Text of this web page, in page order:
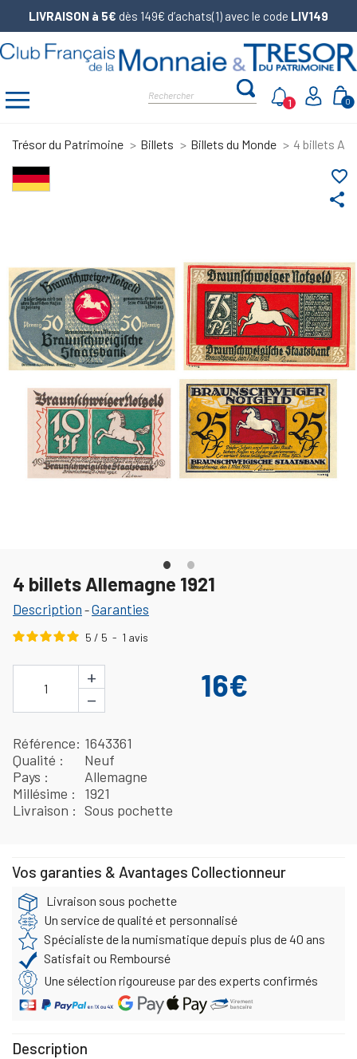
LIVRAISON à 5€ dès 149€ d’achats(1) avec le code LIV149
0
1
Trésor du Patrimoine Billets Billets du Monde 4 billets
share
favorite_border
4 billets Allemagne 1921
Description -Garanties
5 / 5 - 1 avis
1
+
−
16€
Référence 1643361
Qualité
Neuf
Pays
Allemagne
Millésime
1921
Livraison
Sous pochette
Vos garanties & Avantages Collectionneur
Livraison sous pochette
Un service de qualité et personnalisé
Spécialiste de la numismatique depuis plus de 40 ans
Satisfait ou Remboursé
Une sélection rigoureuse par des experts confirmés
Description